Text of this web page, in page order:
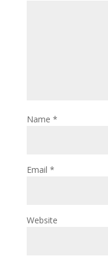
Name *
Email *
Website